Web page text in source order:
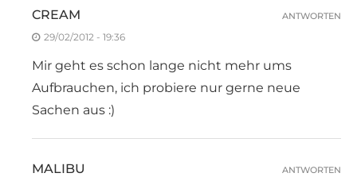
CREAM
29/02/2012 - 19:36
Mir geht es schon lange nicht mehr ums
Aufbrauchen, ich probiere nur gerne neue
Sachen aus :)
ANTWORTEN
MALIBU ANTWORTEN